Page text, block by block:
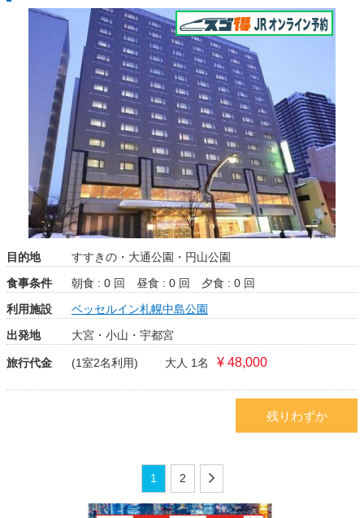
◆エンジョイ◇ＪＲきっぷ駅受取
目的地
すすきの・大通公園・円山公園
食事条件
朝食 : 0 回 昼食 : 0 回
夕食 : 0 回
利用施設
ベッセルイン札幌中島公園
出発地
大宮・小山・宇都宮
旅行代金 (1室2名利用) 大人 1名 ¥ 48,000
残りわずか
1 2